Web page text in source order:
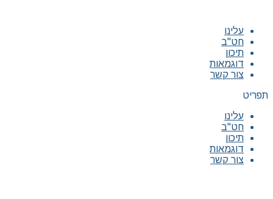
עלינו
חט"ב
תיכון
דוגמאות
צור קשר
תפריט
עלינו
חט"ב
תיכון
דוגמאות
צור קשר